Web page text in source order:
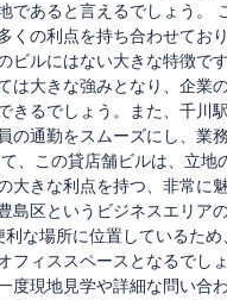
であると言えるでしょう。
くの利点を持ち合わせてお
ビルにはない大きな特徴で
は大きな強みとなり、企業
きるでしょう。また、千川
の通勤をスムーズにし、業
、この貸店舗ビルは、立地
大きな利点を持つ、非常に
島区というビジネスエリア
な場所に位置しているため
フィススペースとなるでし
度現地見学や詳細な問い合